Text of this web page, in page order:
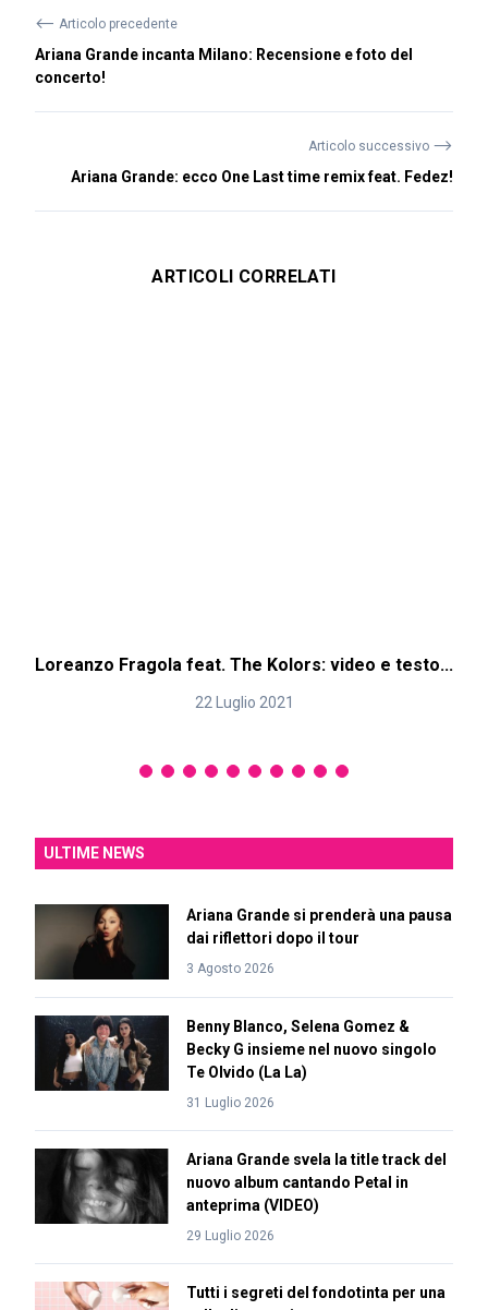
⟵ Articolo precedente
Ariana Grande incanta Milano: Recensione e foto del
concerto!
Articolo successivo ⟶
Ariana Grande: ecco One Last time remix feat. Fedez!
ARTICOLI CORRELATI
Loreanzo Fragola feat. The Kolors: video e testo...
22 Luglio 2021
ULTIME NEWS
Ariana Grande si prenderà una pausa
dai riflettori dopo il tour
3 Agosto 2026
Benny Blanco, Selena Gomez &
Becky G insieme nel nuovo singolo
Te Olvido (La La)
31 Luglio 2026
Ariana Grande svela la title track del
nuovo album cantando Petal in
anteprima (VIDEO)
29 Luglio 2026
Tutti i segreti del fondotinta per una